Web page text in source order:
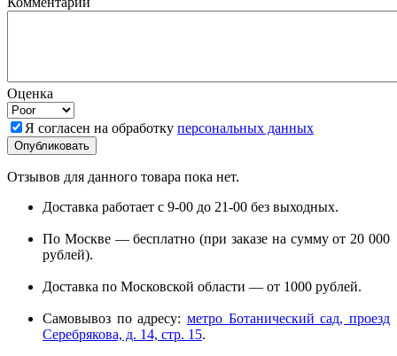
Оценка
Я согласен на обработку персональных данных
Отзывов для данного товара пока нет.
Доставка работает с 9-00 до 21-00 без выходных.
По Москве — бесплатно (при заказе на сумму от 20 000
рублей).
Доставка по Московской области — от 1000 рублей.
Самовывоз по адресу: метро Ботанический сад, проезд
Серебрякова, д. 14, стр. 15.